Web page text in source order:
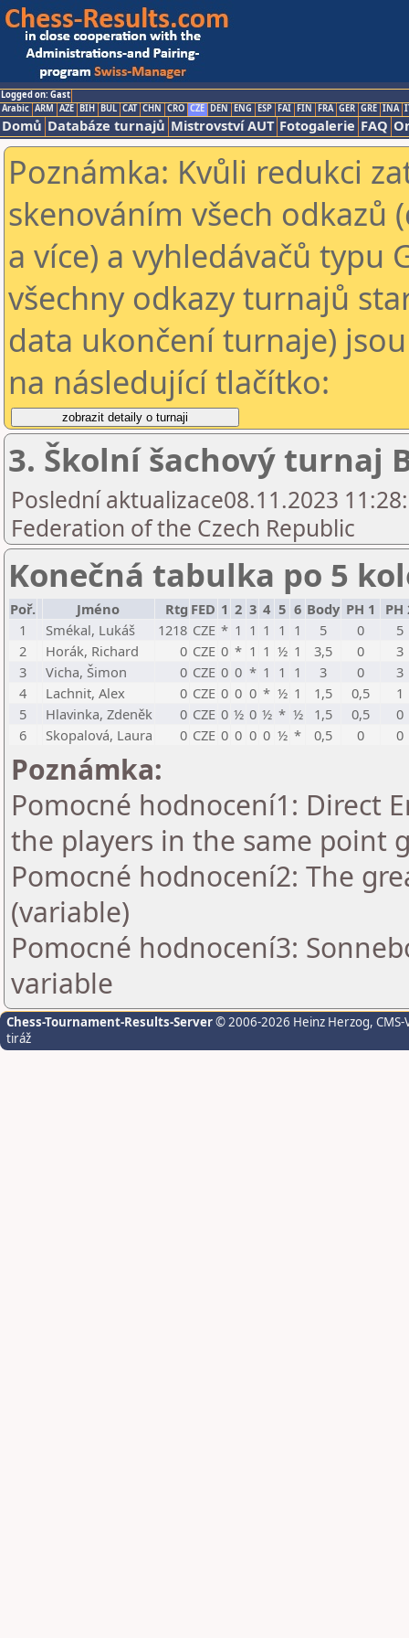
Logged on: Gast
Arabic ARM AZE BIH BUL CAT CHN CRO CZE DEN ENG ESP FAI FIN FRA GER GRE INA
Domů Databáze turnajů Mistrovství AUT Fotogalerie FAQ
Poznámka: Kvůli redukci
skenováním všech odkazů
a více) a vyhledávačů typu
všechny odkazy turnajů
data ukončení turnaje)
na následující tlačítko:
3. Školní šachový turnaj
Poslední aktualizace08.11.2023
Federation of the Czech Republic
Konečná tabulka po 5
Poř. Jméno Rtg FED 1 2 3 4 5 6 Body PH 1
1
Smékal, Lukáš 1218 CZE * 1 1 1 1 1 5 0
5
2
Horák, Richard 0 CZE 0 * 1 1 ½ 1 3,5 0
3
3
Vicha, Šimon 0 CZE 0 0 * 1 1 1 3 0
3
4
Lachnit, Alex 0 CZE 0 0 0 * ½ 1 1,5 0,5
1
5
Hlavinka, Zdeněk 0 CZE 0 ½ 0 ½ * ½ 1,5 0,5
0
6
Skopalová, Laura 0 CZE 0 0 0 0 ½ * 0,5 0 0
Poznámka:
Pomocné hodnocení1: Direct
the players in the same point
Pomocné hodnocení2: The
(variable)
Pomocné hodnocení3:
variable
Chess-Tournament-Results-Server© 2006-2026 Heinz Herzog,
tiráž